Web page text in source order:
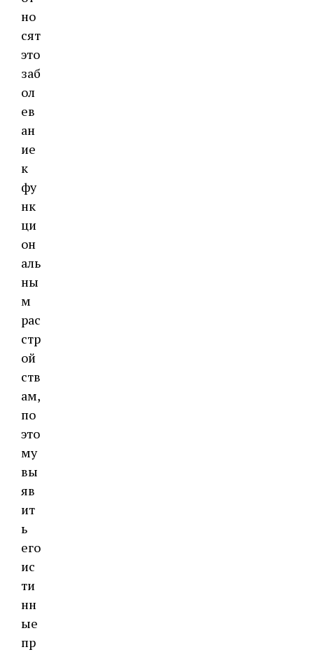
но
сят
это
заб
ол
ев
ан
ие
к
фу
нк
ци
он
аль
ны
м
рас
стр
ой
ств
ам,
по
это
му
вы
яв
ит
ь
его
ис
ти
нн
ые
пр